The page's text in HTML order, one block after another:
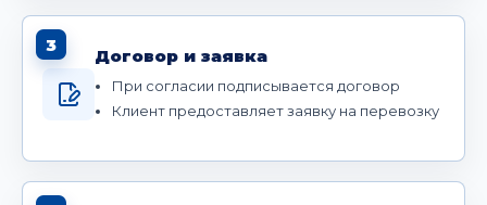
3
Договор и заявка
При согласии подписывается договор
Клиент предоставляет заявку на перевозку